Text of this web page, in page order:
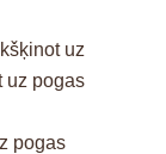
uz
uz pogas
pogas